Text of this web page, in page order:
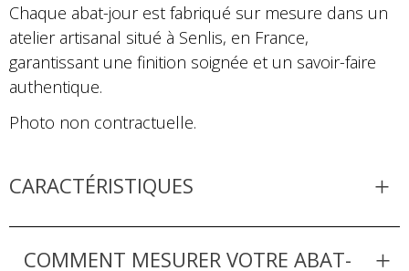
Chaque abat-jour est fabriqué sur mesure dans un
atelier artisanal situé à Senlis, en France,
garantissant une finition soignée et un savoir-faire
authentique.
Photo non contractuelle.
CARACTÉRISTIQUES
COMMENT MESURER VOTRE ABAT-